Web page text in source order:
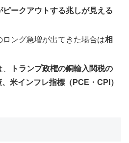
ピークアウトする兆しが見える
ロング急増が出てきた場合は相
トランプ政権の銅輸入関税の
米インフレ指標（PCE・CPI）